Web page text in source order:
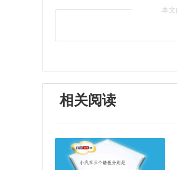
本文
相关阅读